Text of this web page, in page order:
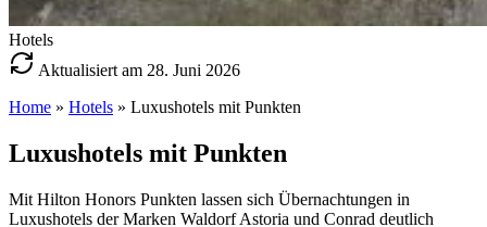
Hotels
Aktualisiert am 28. Juni 2026
Home » Hotels » Luxushotels mit Punkten
Luxushotels mit Punkten
Mit Hilton Honors Punkten lassen sich Übernachtungen in
Luxushotels der Marken Waldorf Astoria und Conrad deutlich